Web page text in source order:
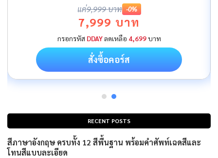
RECENT POSTS
สีภาษาอังกฤษ ครบทั้ง 12 สีพื้นฐาน พร้อมคำศัพท์เฉดสีและ
โทนสีแบบละเอียด
แค่9,999 บาท -0%
7,999 บาท
กรอกรหัส DDAYลดเหลือ 4,699บาท
สั่งซื้อคอร์ส